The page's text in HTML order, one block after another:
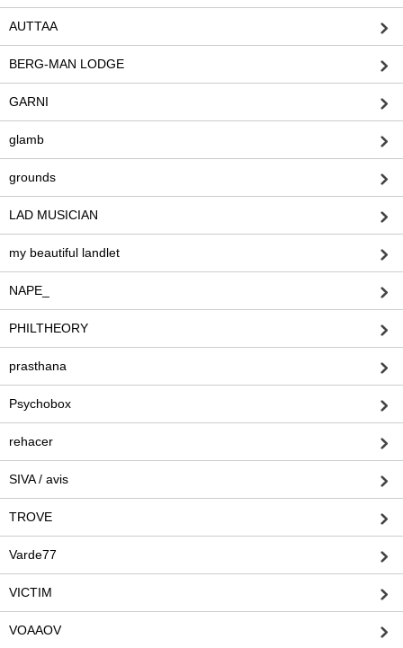
AUTTAA
BERG-MAN LODGE
GARNI
glamb
grounds
LAD MUSICIAN
my beautiful landlet
NAPE_
PHILTHEORY
prasthana
Psychobox
rehacer
SIVA / avis
TROVE
Varde77
VICTIM
VOAAOV